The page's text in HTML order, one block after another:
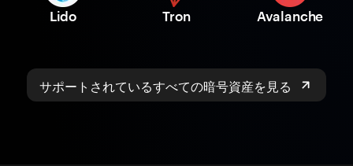
Lido Tron Avalanche
サポートされているすべての暗号資産を見る